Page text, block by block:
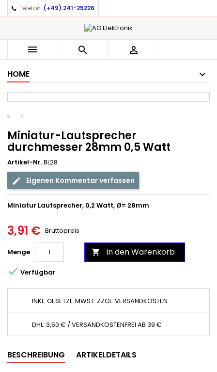
Telefon: (+49) 241-25226
  
HOME
Miniatur-Lautsprecher
durchmesser 28mm 0,5 Watt
Artikel-Nr.BL28
Eigenen Kommentar verfassen
Miniatur Lautsprecher, 0,2 Watt, Ø= 28mm
3,91 € Bruttopreis
Menge  In den Warenkorb
 Verfügbar
INKL. GESETZL. MWST. ZZGL. VERSANDKOSTEN
DHL: 3,50 € / VERSANDKOSTENFREI AB 39 €
BESCHREIBUNG ARTIKELDETAILS
Auf meine Wunschliste ×
add_circle_outlineCreate new list
((title)) ×
((label))
((cancelText)) ((createText))
Anmelden ×
You need to be logged in to save products in your
wishlist.
((cancelText)) ((loginText))